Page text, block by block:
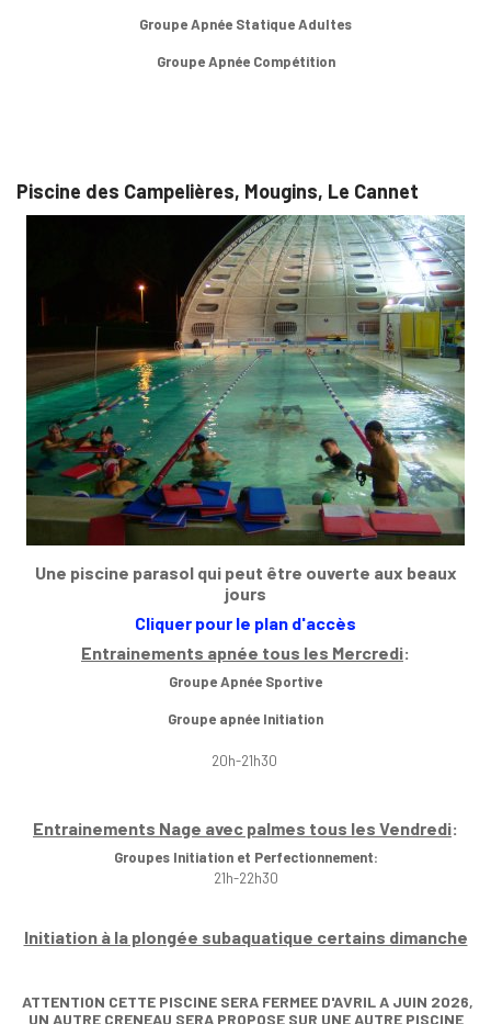
Groupe Apnée Statique Adultes
Groupe Apnée Compétition
Piscine des Campelières, Mougins, Le Cannet
Une piscine parasol qui peut être ouverte aux beaux
jours
Cliquer pour le plan d'accès
Entrainements apnée tous les Mercredi:
Groupe Apnée Sportive
Groupe apnée Initiation
20h-21h30
Entrainements Nage avec palmes tous les Vendredi:
Groupes Initiation et Perfectionnement:
21h-22h30
Initiation à la plongée subaquatique certains dimanche
ATTENTION CETTE PISCINE SERA FERMEE D'AVRIL A JUIN 2026,
UN AUTRE CRENEAU SERA PROPOSE SUR UNE AUTRE PISCINE